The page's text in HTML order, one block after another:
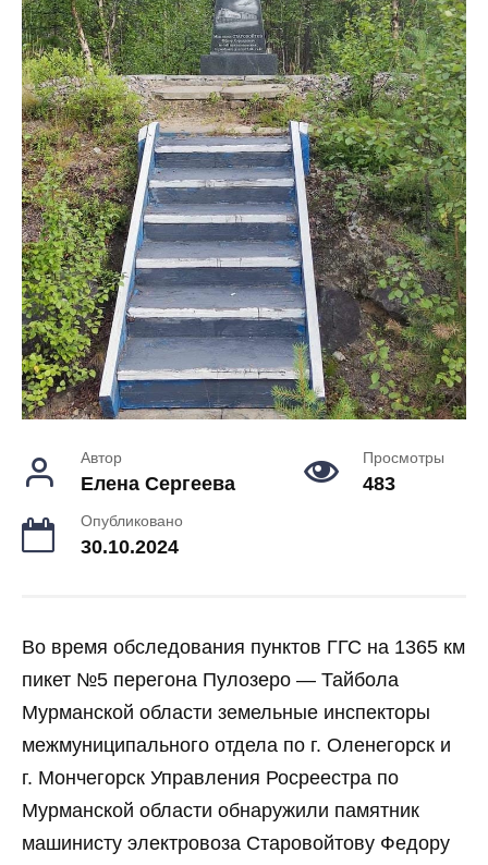
Автор
Елена Сергеева
Просмотры
483
Опубликовано
30.10.2024
Во время обследования пунктов ГГС на 1365 км
пикет №5 перегона Пулозеро — Тайбола
Мурманской области земельные инспекторы
межмуниципального отдела по г. Оленегорск и
г. Мончегорск Управления Росреестра по
Мурманской области обнаружили памятник
машинисту электровоза Старовойтову Федору